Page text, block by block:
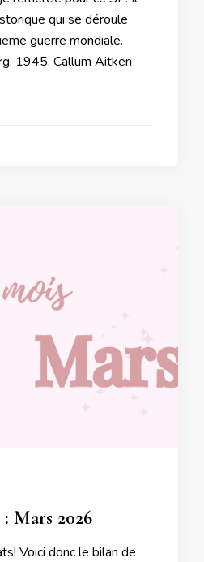
qui se déroule
guerre mondiale.
1945. Callum Aitken
Mars 2026
Voici donc le bilan de